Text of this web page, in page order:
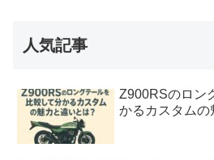
人気記事
Z900RSのロン
かるカスタムの